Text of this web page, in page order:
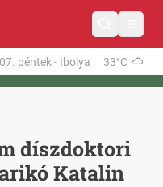
péntek- Ibolya 33°C
díszdoktori
Katalin